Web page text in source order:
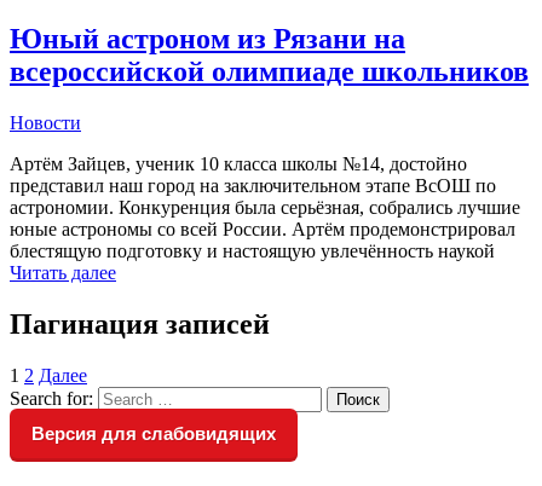
Юный астроном из Рязани на
всероссийской олимпиаде школьников
Новости
Артём Зайцев, ученик 10 класса школы №14, достойно
представил наш город на заключительном этапе ВсОШ по
астрономии. Конкуренция была серьёзная, собрались лучшие
юные астрономы со всей России. Артём продемонстрировал
блестящую подготовку и настоящую увлечённость наукой
Читать далее
Пагинация записей
1 2 Далее
Search for:
Поиск
Версия для слабовидящих